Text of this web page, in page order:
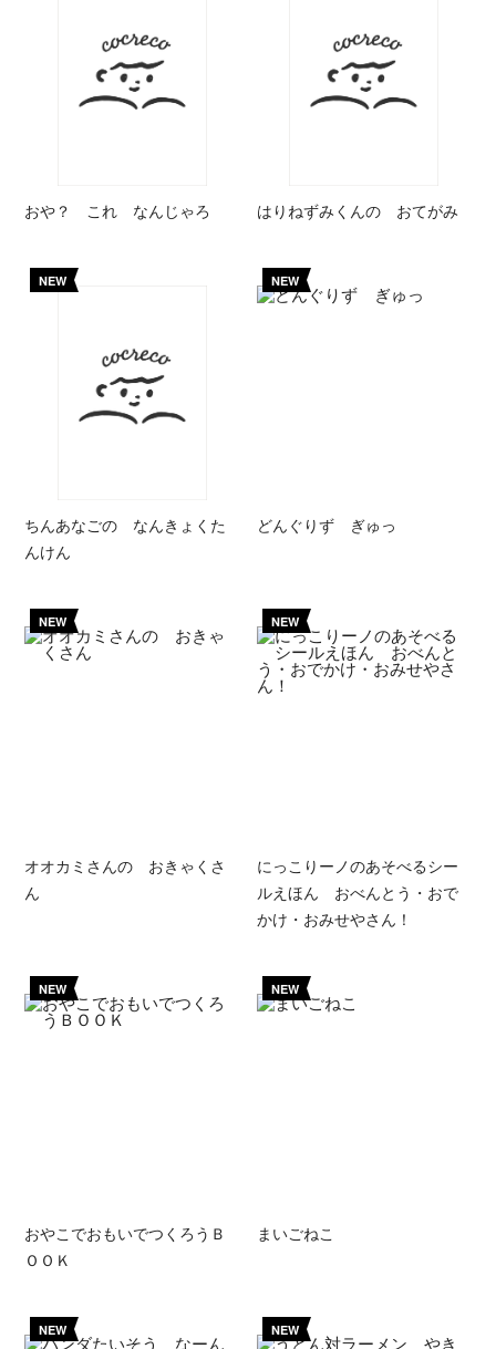
おや？ これ なんじゃろ はりねずみくんの おてがみ
NEW
ちんあなごの なんきょくた
んけん
NEW
どんぐりず ぎゅっ
NEW
オオカミさんの おきゃくさ
ん
NEW
にっこりーノのあそべるシー
ルえほん おべんとう・おで
かけ・おみせやさん！
NEW
おやこでおもいでつくろうＢ
ＯＯＫ
NEW
まいごねこ
NEW NEW